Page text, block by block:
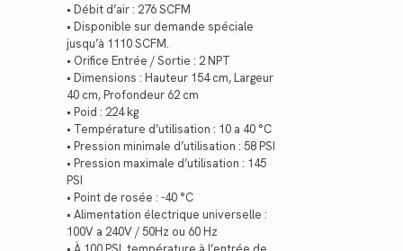
• Débit d’air : 276 SCFM
• Disponible sur demande spéciale
jusqu’à 1110 SCFM.
• Orifice Entrée / Sortie : 2 NPT
• Dimensions : Hauteur 154 cm, Largeur
40 cm, Profondeur 62 cm
• Poid : 224 kg
• Température d’utilisation : 10 a 40 °C
• Pression minimale d’utilisation : 58 PSI
• Pression maximale d’utilisation : 145
PSI
• Point de rosée : -40 °C
• Alimentation électrique universelle :
100V a 240V / 50Hz ou 60 Hz